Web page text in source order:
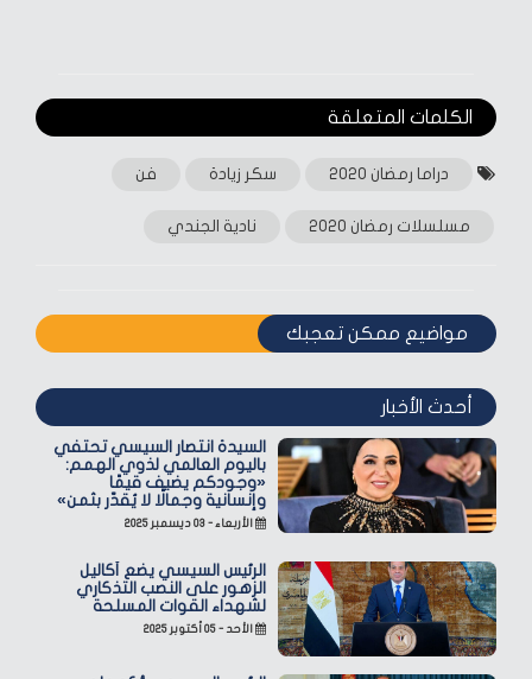
الكلمات المتعلقة‎
دراما رمضان 2020 سكر زيادة فن
مسلسلات رمضان 2020 نادية الجندي
مواضيع ممكن تعجبك
أحدث الأخبار
السيدة انتصار السيسي تحتفي
باليوم العالمي لذوي الهمم:
«وجودكم يضيف قيمًا
وإنسانية وجمالًا لا يُقدّر بثمن»
الأربعاء - ٠٣ ديسمبر ٢٠٢٥
الرئيس السيسي يضع أكاليل
الزهور على النصب التذكاري
لشهداء القوات المسلحة
الأحد - ٠٥ أكتوبر ٢٠٢٥